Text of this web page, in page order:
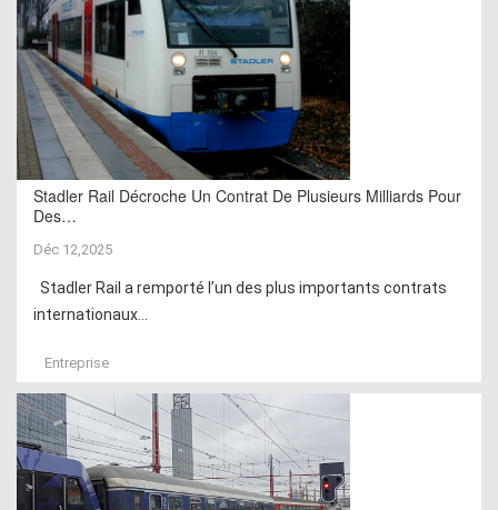
Stadler Rail Décroche Un Contrat De Plusieurs Milliards Pour
Des…
Déc 12,2025
Stadler Rail a remporté l’un des plus importants contrats
internationaux...
Entreprise